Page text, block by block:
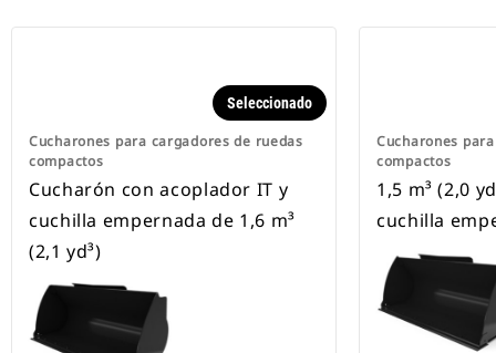
Cucharones para cargadores de ruedas
compactos
Seleccionado
Cucharón con acoplador IT y
cuchilla empernada de 1,6 m³
(2,1 yd³)
Cucharones
compactos
1,5 m³ (2,0
cuchilla